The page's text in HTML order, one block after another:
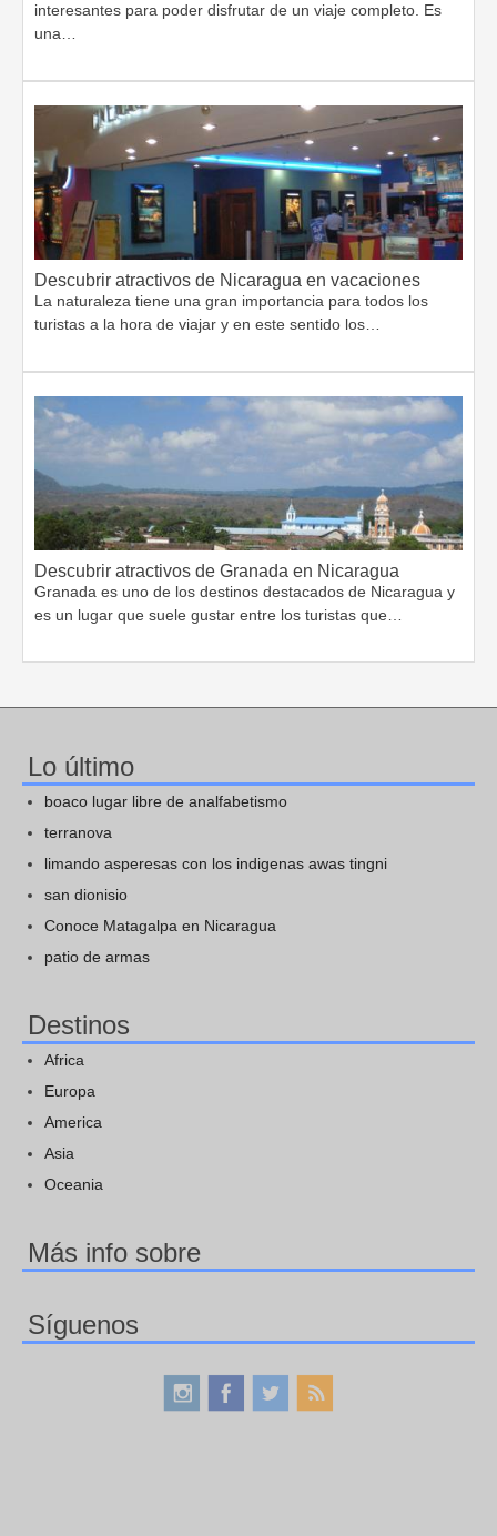
interesantes para poder disfrutar de un viaje completo. Es
una…
Descubrir atractivos de Nicaragua en vacaciones
La naturaleza tiene una gran importancia para todos los
turistas a la hora de viajar y en este sentido los…
Descubrir atractivos de Granada en Nicaragua
Granada es uno de los destinos destacados de Nicaragua y
es un lugar que suele gustar entre los turistas que…
Lo último
boaco lugar libre de analfabetismo
terranova
limando asperesas con los indigenas awas tingni
san dionisio
Conoce Matagalpa en Nicaragua
patio de armas
Destinos
Africa
Europa
America
Asia
Oceania
Más info sobre
Síguenos